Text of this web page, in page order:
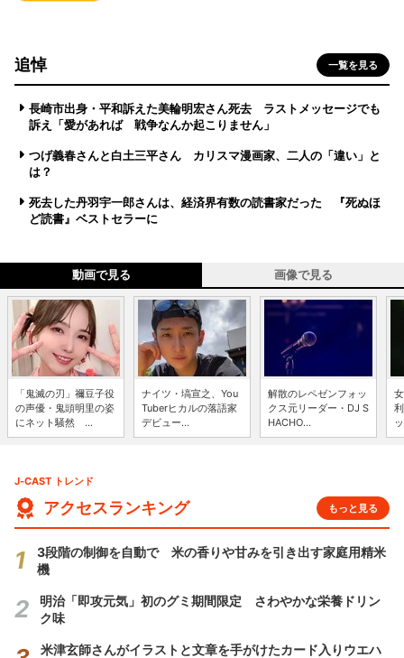
追悼 一覧を見る
長崎市出身・平和訴えた美輪明宏さん死去 ラストメッセージでも
訴え「愛があれば 戦争なんか起こりません」
つげ義春さんと白土三平さん カリスマ漫画家、二人の「違い」と
は？
死去した丹羽宇一郎さんは、経済界有数の読書家だった 『死ぬほ
ど読書』ベストセラーに
動画で見る 画像で見る
「鬼滅の刃」禰豆子役
の声優・鬼頭明里の姿
にネット騒然 ...
ナイツ・塙宣之、You
Tuberヒカルの落語家
デビュー...
解散のレペゼンフォッ
クス元リーダー・DJ S
HACHO...
J-CAST トレンド
アクセスランキング もっと見る
3段階の制御を自動で 米の香りや甘みを引き出す家庭用精米
機
明治「即攻元気」初のグミ期間限定 さわやかな栄養ドリン
ク味
米津玄師さんがイラストと文章を手がけたカード入りウエハ